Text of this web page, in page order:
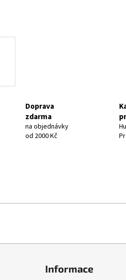
Doprava
zdarma
na objednávky
od 2000 Kč
Informace